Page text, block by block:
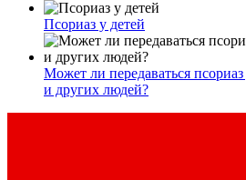
Псориаз у детей
Может ли передаваться
и других людей?